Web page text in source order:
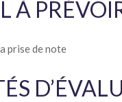
À
prise de note